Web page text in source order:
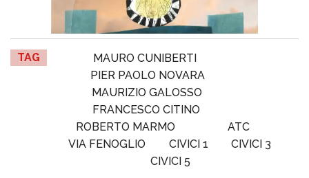
TAG
MAURO CUNIBERTI
PIER PAOLO NOVARA
MAURIZIO GALOSSO
FRANCESCO CITINO
ROBERTO MARMO
ATC
VIA FENOGLIO
CIVICI 1
CIVICI 3
CIVICI 5